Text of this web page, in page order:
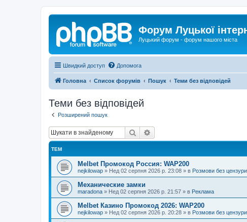
Форум Луцької
Луцький форум - форум нашого міста
Швидкий доступ Допомога
Головна Список форумів Пошук Теми без відповідей
Теми без відповідей
Розширений пошук
Пошук
ТЕМ
Melbet Промокод Россия: WAP200
nejkilowap » Нед 02 серпня 2026 р. 23:08 » в Розмови без
Механические замки
maradona » Нед 02 серпня 2026 р. 21:57 » в Реклама
Melbet Казино Промокод 2026: WAP200
nejkilowap » Нед 02 серпня 2026 р. 20:28 » в Розмови без